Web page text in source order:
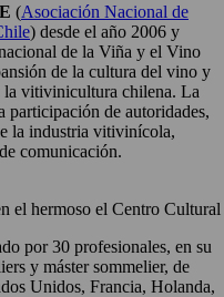
(Asociación Nacional de
) desde el año 2006 y
de la Viña y el Vino
de la cultura del vino y
la vitivinicultura chilena. La
de autoridades,
la industria vitivinícola,
comunicación.
el hermoso el Centro Cultural
por 30 profesionales, en su
y máster sommelier, de
Unidos, Francia, Holanda,